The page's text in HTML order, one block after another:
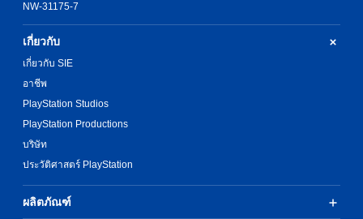
NW-31175-7
เกี่ยวกับ
เกี่ยวกับ SIE
อาชีพ
PlayStation Studios
PlayStation Productions
บริษัท
ประวัติศาสตร์ PlayStation
ผลิตภัณฑ์